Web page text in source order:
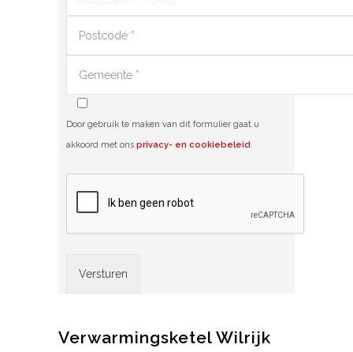
Door gebruik te maken van dit formulier gaat u
akkoord met ons privacy- en cookiebeleid.
Verwarmingsketel Wilrijk